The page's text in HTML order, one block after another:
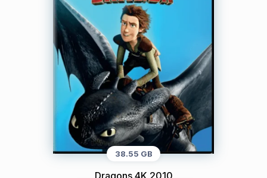
38.55 GB
Dragons 4K 2010